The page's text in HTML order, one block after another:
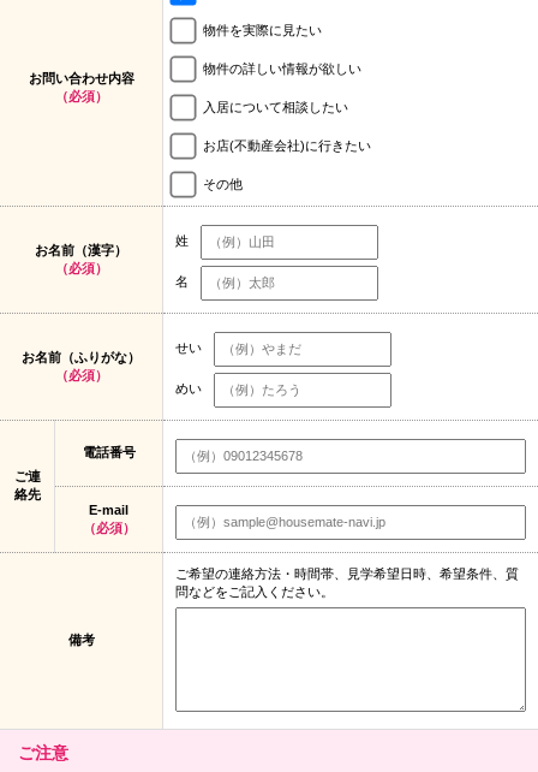
お問い合わせ内容
（必須）
物件を実際に見たい
物件の詳しい情報が欲しい
入居について相談したい
お店(不動産会社)に行きたい
その他
お名前（漢字）
（必須）
姓
名
お名前（ふりがな）
（必須）
せい
めい
ご連
絡先
電話番号
E-mail
（必須）
備考
ご希望の連絡方法・時間帯、見学希望日時、希望条件、質
問などをご記入ください。
ご注意